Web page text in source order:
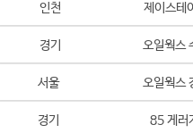
인천 제이스테
경기 오일웍스
서울 오일웍스
경기 85 게러